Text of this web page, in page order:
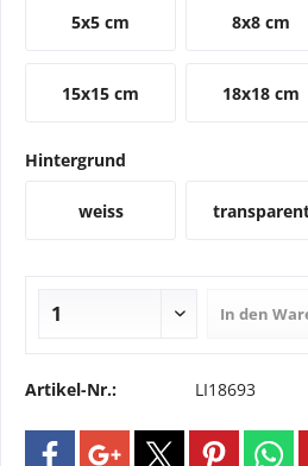
5x5 cm 8x8 cm
15x15 cm 18x18 cm
Hintergrund
weiss
In den
Artikel-Nr.: LI18693